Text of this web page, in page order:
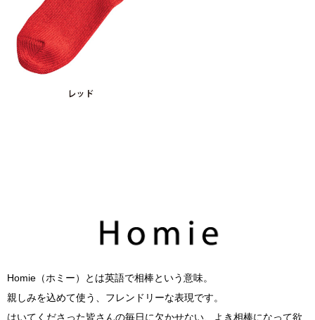
Homie（ホミー）とは英語で相棒という意味。
親しみを込めて使う、フレンドリーな表現です。
はいてくださった皆さんの毎日に欠かせない、よき相棒になって欲